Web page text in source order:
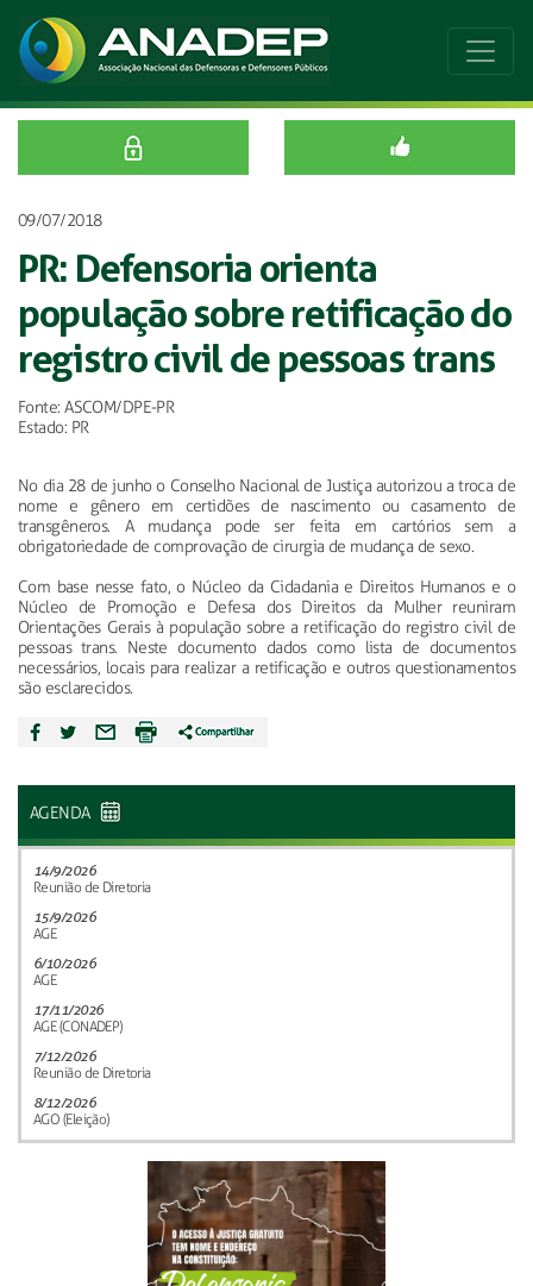
09/07/2018
PR: Defensoria orienta
população sobre retificação do
registro civil de pessoas trans
Fonte: ASCOM/DPE-PR
Estado: PR
No dia 28 de junho o Conselho Nacional de Justiça autorizou a troca de
nome e gênero em certidões de nascimento ou casamento de
transgêneros. A mudança pode ser feita em cartórios sem a
obrigatoriedade de comprovação de cirurgia de mudança de sexo.
Com base nesse fato, o Núcleo da Cidadania e Direitos Humanos e o
Núcleo de Promoção e Defesa dos Direitos da Mulher reuniram
Orientações Gerais à população sobre a retificação do registro civil de
pessoas trans. Neste documento dados como lista de documentos
necessários, locais para realizar a retificação e outros questionamentos
são esclarecidos.
AGENDA
14/9/2026
Reunião de Diretoria
15/9/2026
AGE
6/10/2026
AGE
17/11/2026
AGE (CONADEP)
7/12/2026
Reunião de Diretoria
8/12/2026
AGO (Eleição)